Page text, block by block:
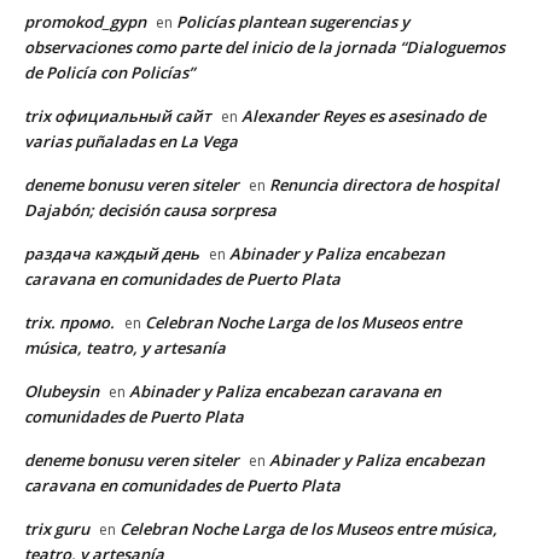
promokod_gypn en Policías plantean sugerencias y
observaciones como parte del inicio de la jornada “Dialoguemos
de Policía con Policías”
trix официальный сайт en Alexander Reyes es asesinado de
varias puñaladas en La Vega
deneme bonusu veren siteler en Renuncia directora de hospital
Dajabón; decisión causa sorpresa
раздача каждый день en Abinader y Paliza encabezan
caravana en comunidades de Puerto Plata
trix. промо. en Celebran Noche Larga de los Museos entre
música, teatro, y artesanía
Olubeysin en Abinader y Paliza encabezan caravana en
comunidades de Puerto Plata
deneme bonusu veren siteler en Abinader y Paliza encabezan
caravana en comunidades de Puerto Plata
trix guru en Celebran Noche Larga de los Museos entre música,
teatro, y artesanía